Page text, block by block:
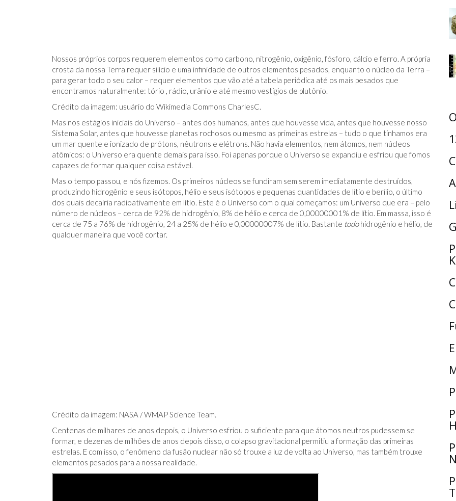
Nossos próprios corpos requerem elementos como carbono, nitrogênio, oxigênio, fósforo, cálcio e ferro. A própria
crosta da nossa Terra requer silício e uma infinidade de outros elementos pesados, enquanto o núcleo da Terra –
para gerar todo o seu calor – requer elementos que vão até a tabela periódica até os mais pesados ​​que
encontramos naturalmente: tório , rádio, urânio e até mesmo vestígios de plutônio.
Crédito da imagem: usuário do Wikimedia Commons CharlesC.
Mas nos estágios iniciais do Universo – antes dos humanos, antes que houvesse vida, antes que houvesse nosso
Sistema Solar, antes que houvesse planetas rochosos ou mesmo as primeiras estrelas – tudo o que tínhamos era
um mar quente e ionizado de prótons, nêutrons e elétrons. Não havia elementos, nem átomos, nem núcleos
atômicos: o Universo era quente demais para isso. Foi apenas porque o Universo se expandiu e esfriou que fomos
capazes de formar qualquer coisa estável.
Mas o tempo passou, e nós fizemos. Os primeiros núcleos se fundiram sem serem imediatamente destruídos,
produzindo hidrogênio e seus isótopos, hélio e seus isótopos e pequenas quantidades de lítio e berílio, o último
dos quais decairia radioativamente em lítio. Este é o Universo com o qual começamos: um Universo que era – pelo
número de núcleos – cerca de 92% de hidrogênio, 8% de hélio e cerca de 0,00000001% de lítio. Em massa, isso é
cerca de 75 a 76% de hidrogênio, 24 a 25% de hélio e 0,00000007% de lítio. Bastante todohidrogênio e hélio, de
qualquer maneira que você cortar.
Crédito da imagem: NASA / WMAP Science Team.
Centenas de milhares de anos depois, o Universo esfriou o suficiente para que átomos neutros pudessem se
formar, e dezenas de milhões de anos depois disso, o colapso gravitacional permitiu a formação das primeiras
estrelas. E com isso, o fenômeno da fusão nuclear não só trouxe a luz de volta ao Universo, mas também trouxe
elementos pesados ​​para a nossa realidade.